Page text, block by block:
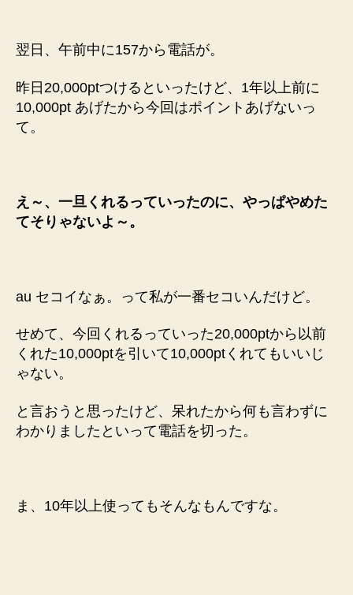
翌日、午前中に157から電話が。
昨日20,000ptつけるといったけど、1年以上前に
10,000pt あげたから今回はポイントあげないっ
て。
え～、一旦くれるっていったのに、やっぱやめた
てそりゃないよ～。
au セコイなぁ。って私が一番セコいんだけど。
せめて、今回くれるっていった20,000ptから以前
くれた10,000ptを引いて10,000ptくれてもいいじ
ゃない。
と言おうと思ったけど、呆れたから何も言わずに
わかりましたといって電話を切った。
ま、10年以上使ってもそんなもんですな。